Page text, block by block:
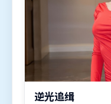
逆光追缉